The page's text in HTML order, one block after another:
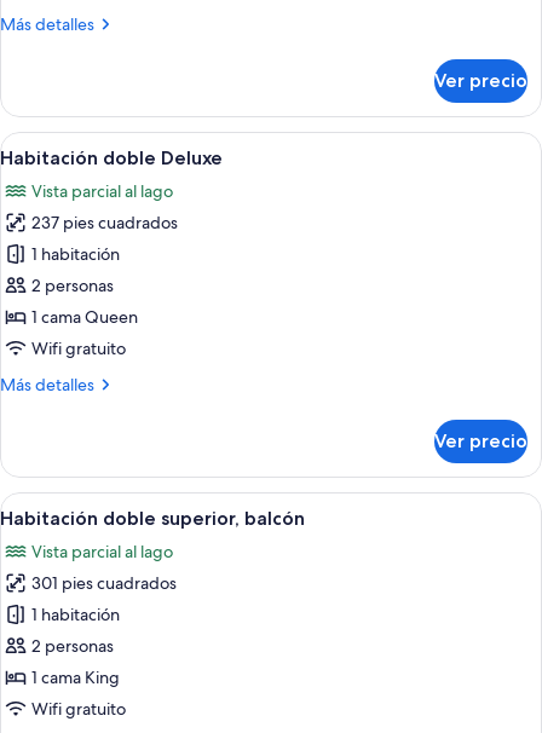
Más detalles
Más
doble
clásica
Ver precio
Abrir
todas
las
fotos
de
Habitación
doble
Deluxe
Habitación de hotel con una cama
4
Habitación doble Deluxe
Vista parcial al lago
237 pies cuadrados
1 habitación
2 personas
1 cama Queen
Wifi gratuito
Más detalles
Más
doble
Deluxe
Ver precio
Abrir
todas
las
fotos
de
Habitación
doble
superior,
Habitación de hotel con cama, dos
2
Habitación doble superior, balcón
Vista parcial al lago
301 pies cuadrados
1 habitación
2 personas
1 cama King
Wifi gratuito